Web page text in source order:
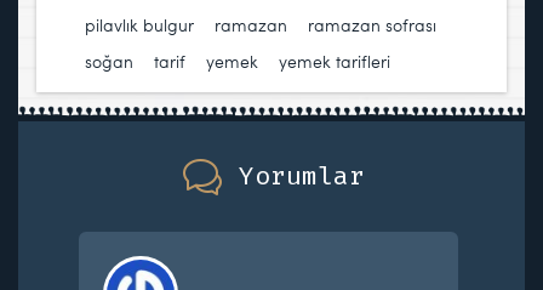
pilavlık bulgur
ramazan ramazan sofrası
soğan
tarif yemek yemek tarifleri
Yorumlar